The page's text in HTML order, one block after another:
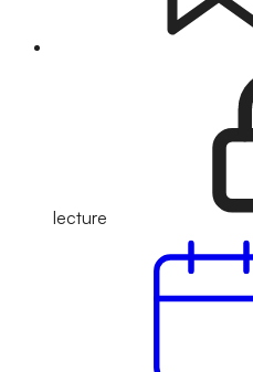
lecture